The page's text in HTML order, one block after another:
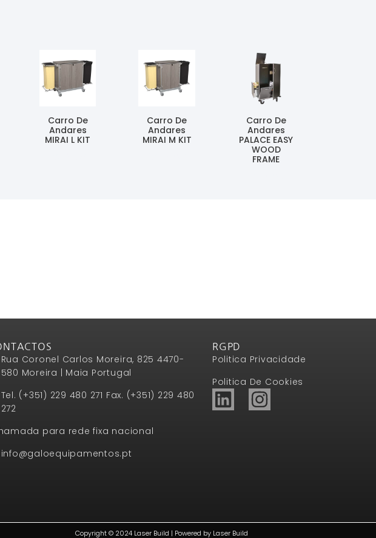
Carro De
Andares
MIRAI L KIT
Carro De
Andares
MIRAI M KIT
Carro De
Andares
PALACE EASY
WOOD
FRAME
Rua Coronel Carlos Moreira, 825 4470-
580 Moreira | Maia Portugal
Tel. (+351) 229 480 271 Fax. (+351) 229 480
272
para rede fixa nacional
info@galoequipamentos.pt
RGPD
Politica Privacidade
Politica De Cookies
Copyright © 2024 Laser Build | Powered by Laser Build